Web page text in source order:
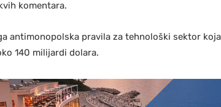
komentara.
antimonopolska pravila za tehnološki sektor
140 milijardi dolara.